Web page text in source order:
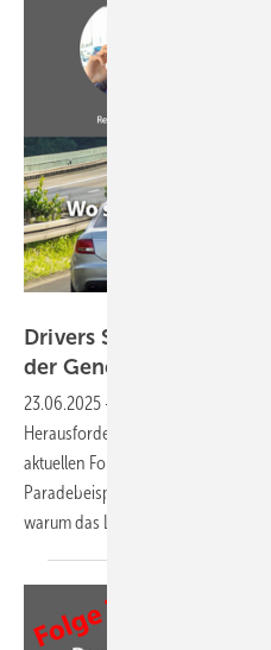
Drivers Seat 31:
der Generationswechsel
23.06.2025 -
Herausforderungen für
aktuellen Folge analysieren unsere
Paradebeispiels, was beim
warum das Loslassen oft schwerer